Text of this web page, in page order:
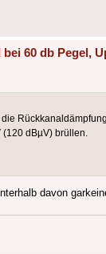
60 db Pegel,
(120 dBµV) brüllen.
davon